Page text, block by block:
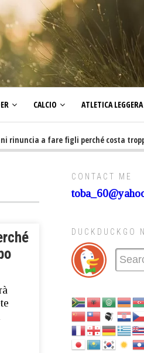
CALCIO ATLETICA LEGGERA
a fare figli perché costa troppo
CONTACT ME
DUCKDUCKGO